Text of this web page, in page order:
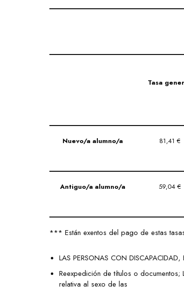
Tasa
Nuevo/a alumno/a 81,41 €
Antiguo/a alumno/a 59,04 €
*** Están exentos del pago de estas
LAS PERSONAS CON
Reexpedición de títulos o
relativa al sexo de las